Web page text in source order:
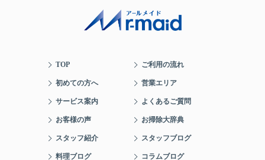
TOP ご利用の流れ
初めての方へ 営業エリア
サービス案内 よくあるご質問
お客様の声 お掃除大辞典
スタッフ紹介 スタッフブログ
料理ブログ コラムブログ